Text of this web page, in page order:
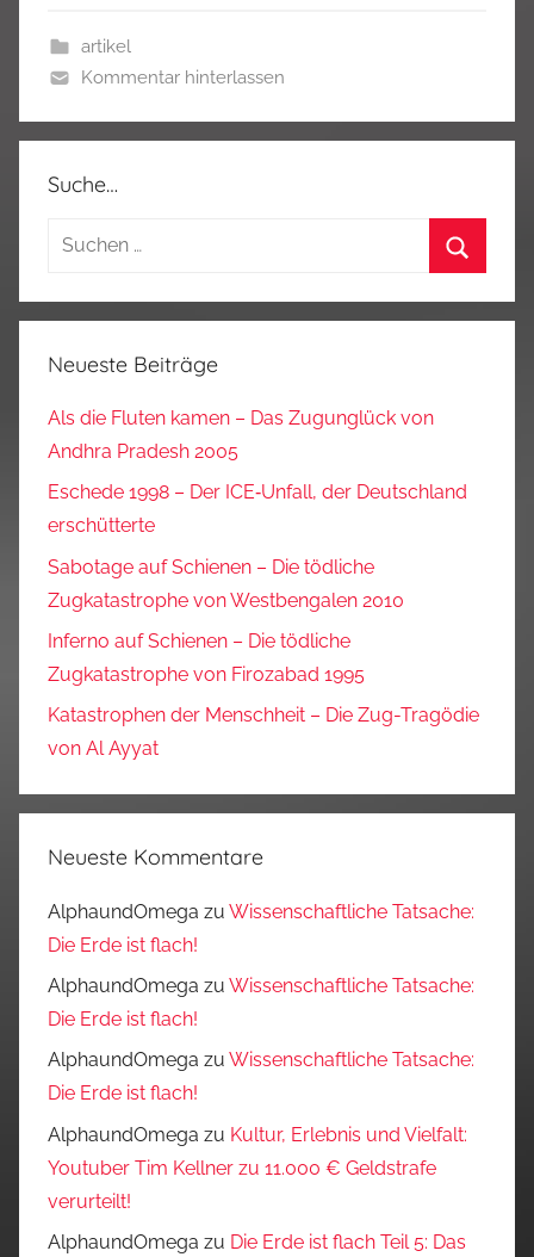
artikel
Kommentar hinterlassen
Suche…
Suchen
Neueste Beiträge
Als die Fluten kamen – Das Zugunglück von
Andhra Pradesh 2005
Eschede 1998 – Der ICE‑Unfall, der Deutschland
erschütterte
Sabotage auf Schienen – Die tödliche
Zugkatastrophe von Westbengalen 2010
Inferno auf Schienen – Die tödliche
Zugkatastrophe von Firozabad 1995
Katastrophen der Menschheit – Die Zug-Tragödie
von Al Ayyat
Neueste Kommentare
AlphaundOmega zu Wissenschaftliche Tatsache:
Die Erde ist flach!
AlphaundOmega zu Wissenschaftliche Tatsache:
Die Erde ist flach!
AlphaundOmega zu Wissenschaftliche Tatsache:
Die Erde ist flach!
AlphaundOmega zu Kultur, Erlebnis und Vielfalt:
Youtuber Tim Kellner zu 11.000 € Geldstrafe
verurteilt!
AlphaundOmega zu Die Erde ist flach Teil 5: Das